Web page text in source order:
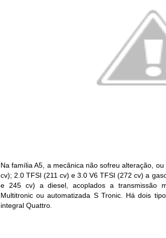
Na família A5, a mecânica não sofreu alteração,
cv); 2.0 TFSI (211 cv) e 3.0 V6 TFSI (272 cv) a
e 245 cv) a diesel, acoplados a transmissão
Multitronic ou automatizada S Tronic. Há dois
integral Quattro.